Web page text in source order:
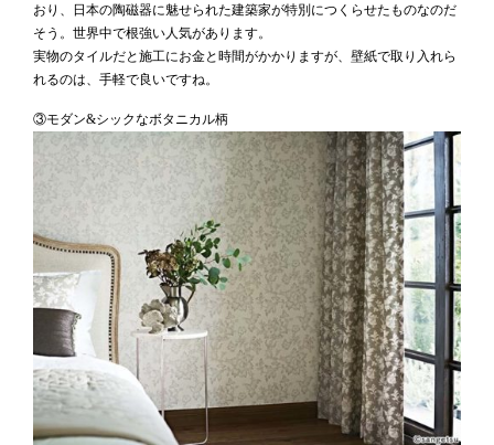
おり、日本の陶磁器に魅せられた建築家が特別につくらせたものなのだ
そう。世界中で根強い人気があります。
実物のタイルだと施工にお金と時間がかかりますが、壁紙で取り入れら
れるのは、手軽で良いですね。
③モダン&シックなボタニカル柄